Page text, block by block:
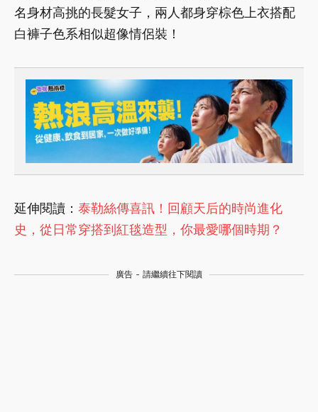
名身材高挑的長髮女子，兩人都身穿棕色上衣搭配
白褲子色系相似超像情侶裝！
延伸閱讀： 泰勒絲傳喜訊！回顧天后的時尚進化
史，從日常穿搭到紅毯造型，你最愛哪個時期？
廣告 - 請繼續往下閱讀